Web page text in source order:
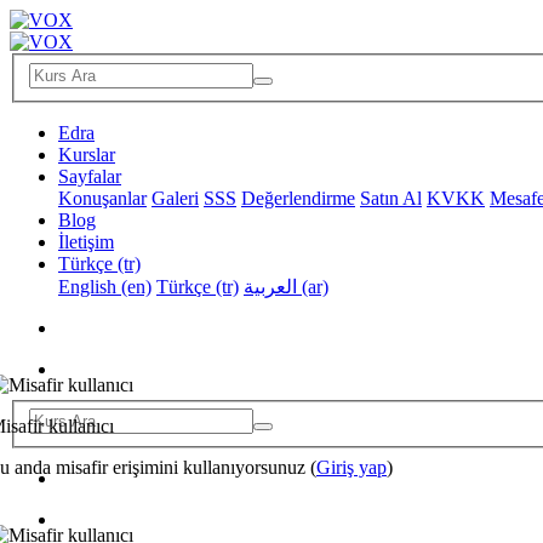
Edra
Kurslar
Sayfalar
Konuşanlar Galeri SSS Değerlendirme Satın Al KVKK
Blog
İletişim
Türkçe ‎(tr)‎
English ‎(en)‎ Türkçe ‎(tr)‎ العربية ‎(ar)‎
kullanıcı
anda misafir erişimini kullanıyorsunuz (Giriş yap)